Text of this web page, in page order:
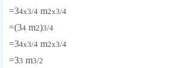
=34x3/4 m2x3/4
=(34 m2)3/4
=34x3/4 m2x3/4
=33 m3/2